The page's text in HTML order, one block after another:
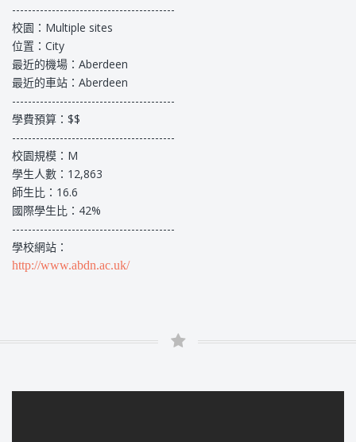
-----------------------------------------
校園：Multiple sites
位置：City
最近的機場：Aberdeen
最近的車站：Aberdeen
-----------------------------------------
學費預算：$$
-----------------------------------------
校園規模：M
學生人數：12,863
師生比：16.6
國際學生比：42%
-----------------------------------------
學校網站：
http://www.abdn.ac.uk/